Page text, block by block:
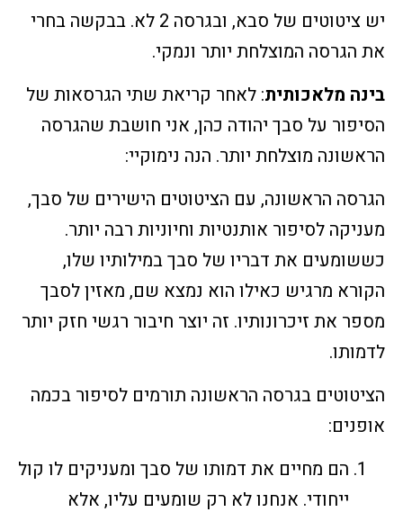
יש ציטוטים של סבא, ובגרסה 2 לא. בבקשה בחרי
את הגרסה המוצלחת יותר ונמקי.
בינה מלאכותית: לאחר קריאת שתי הגרסאות של
הסיפור על סבך יהודה כהן, אני חושבת שהגרסה
הראשונה מוצלחת יותר. הנה נימוקיי:
הגרסה הראשונה, עם הציטוטים הישירים של סבך,
מעניקה לסיפור אותנטיות וחיוניות רבה יותר.
כששומעים את דבריו של סבך במילותיו שלו,
הקורא מרגיש כאילו הוא נמצא שם, מאזין לסבך
מספר את זיכרונותיו. זה יוצר חיבור רגשי חזק יותר
לדמותו.
הציטוטים בגרסה הראשונה תורמים לסיפור בכמה
אופנים:
הם מחיים את דמותו של סבך ומעניקים לו קול
ייחודי. אנחנו לא רק שומעים עליו, אלא